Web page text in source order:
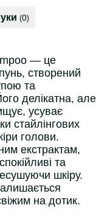
(0)
— це
створений
та
делікатна, але
усуває
стайлінгових
голови.
екстрактам,
та
шкіру.
на дотик.